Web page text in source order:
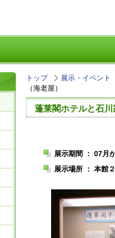
トップ 展示・イベント
（海老屋）
蓬莱閣ホテルと石川
展示期間 ： 07月
展示場所 ： 本館